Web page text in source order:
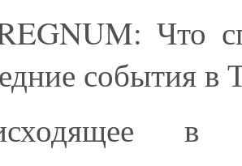
Что
события в
в